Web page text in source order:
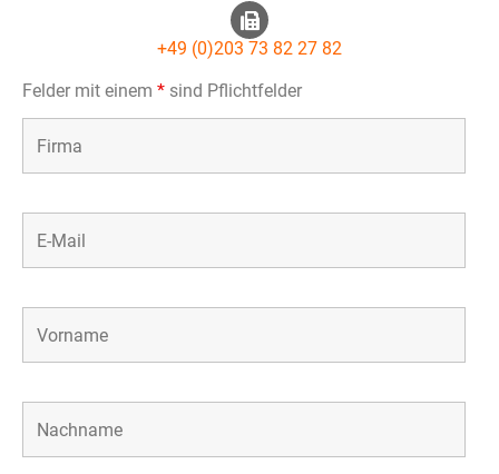
+49 (0)203 73 82 27 82
Felder mit einem * sind Pflichtfelder